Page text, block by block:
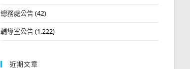
總務處公告(42)
輔導室公告(1,222)
近期文章